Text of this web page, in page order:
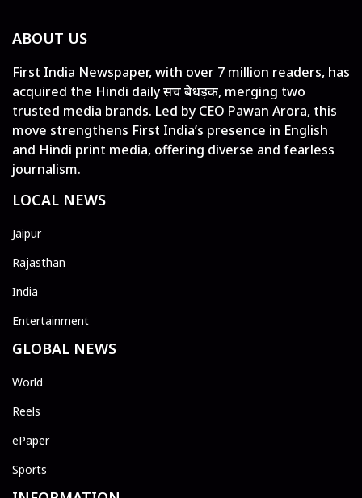
ABOUT US
First India Newspaper, with over 7 million readers, has
acquired the Hindi daily सच बेधड़क, merging two
trusted media brands. Led by CEO Pawan Arora, this
move strengthens First India’s presence in English
and Hindi print media, offering diverse and fearless
journalism.
LOCAL NEWS
Jaipur
Rajasthan
India
Entertainment
GLOBAL NEWS
World
Reels
ePaper
Sports